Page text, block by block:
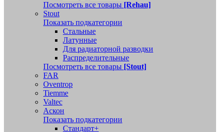
Посмотреть все товары [Rehau]
Stout
Показать подкатегории
Стальные
Латунные
Для радиаторной разводки
Распределительные
Посмотреть все товары [Stout]
FAR
Oventrop
Tiemme
Valtec
Аскон
Показать подкатегории
Стандарт+